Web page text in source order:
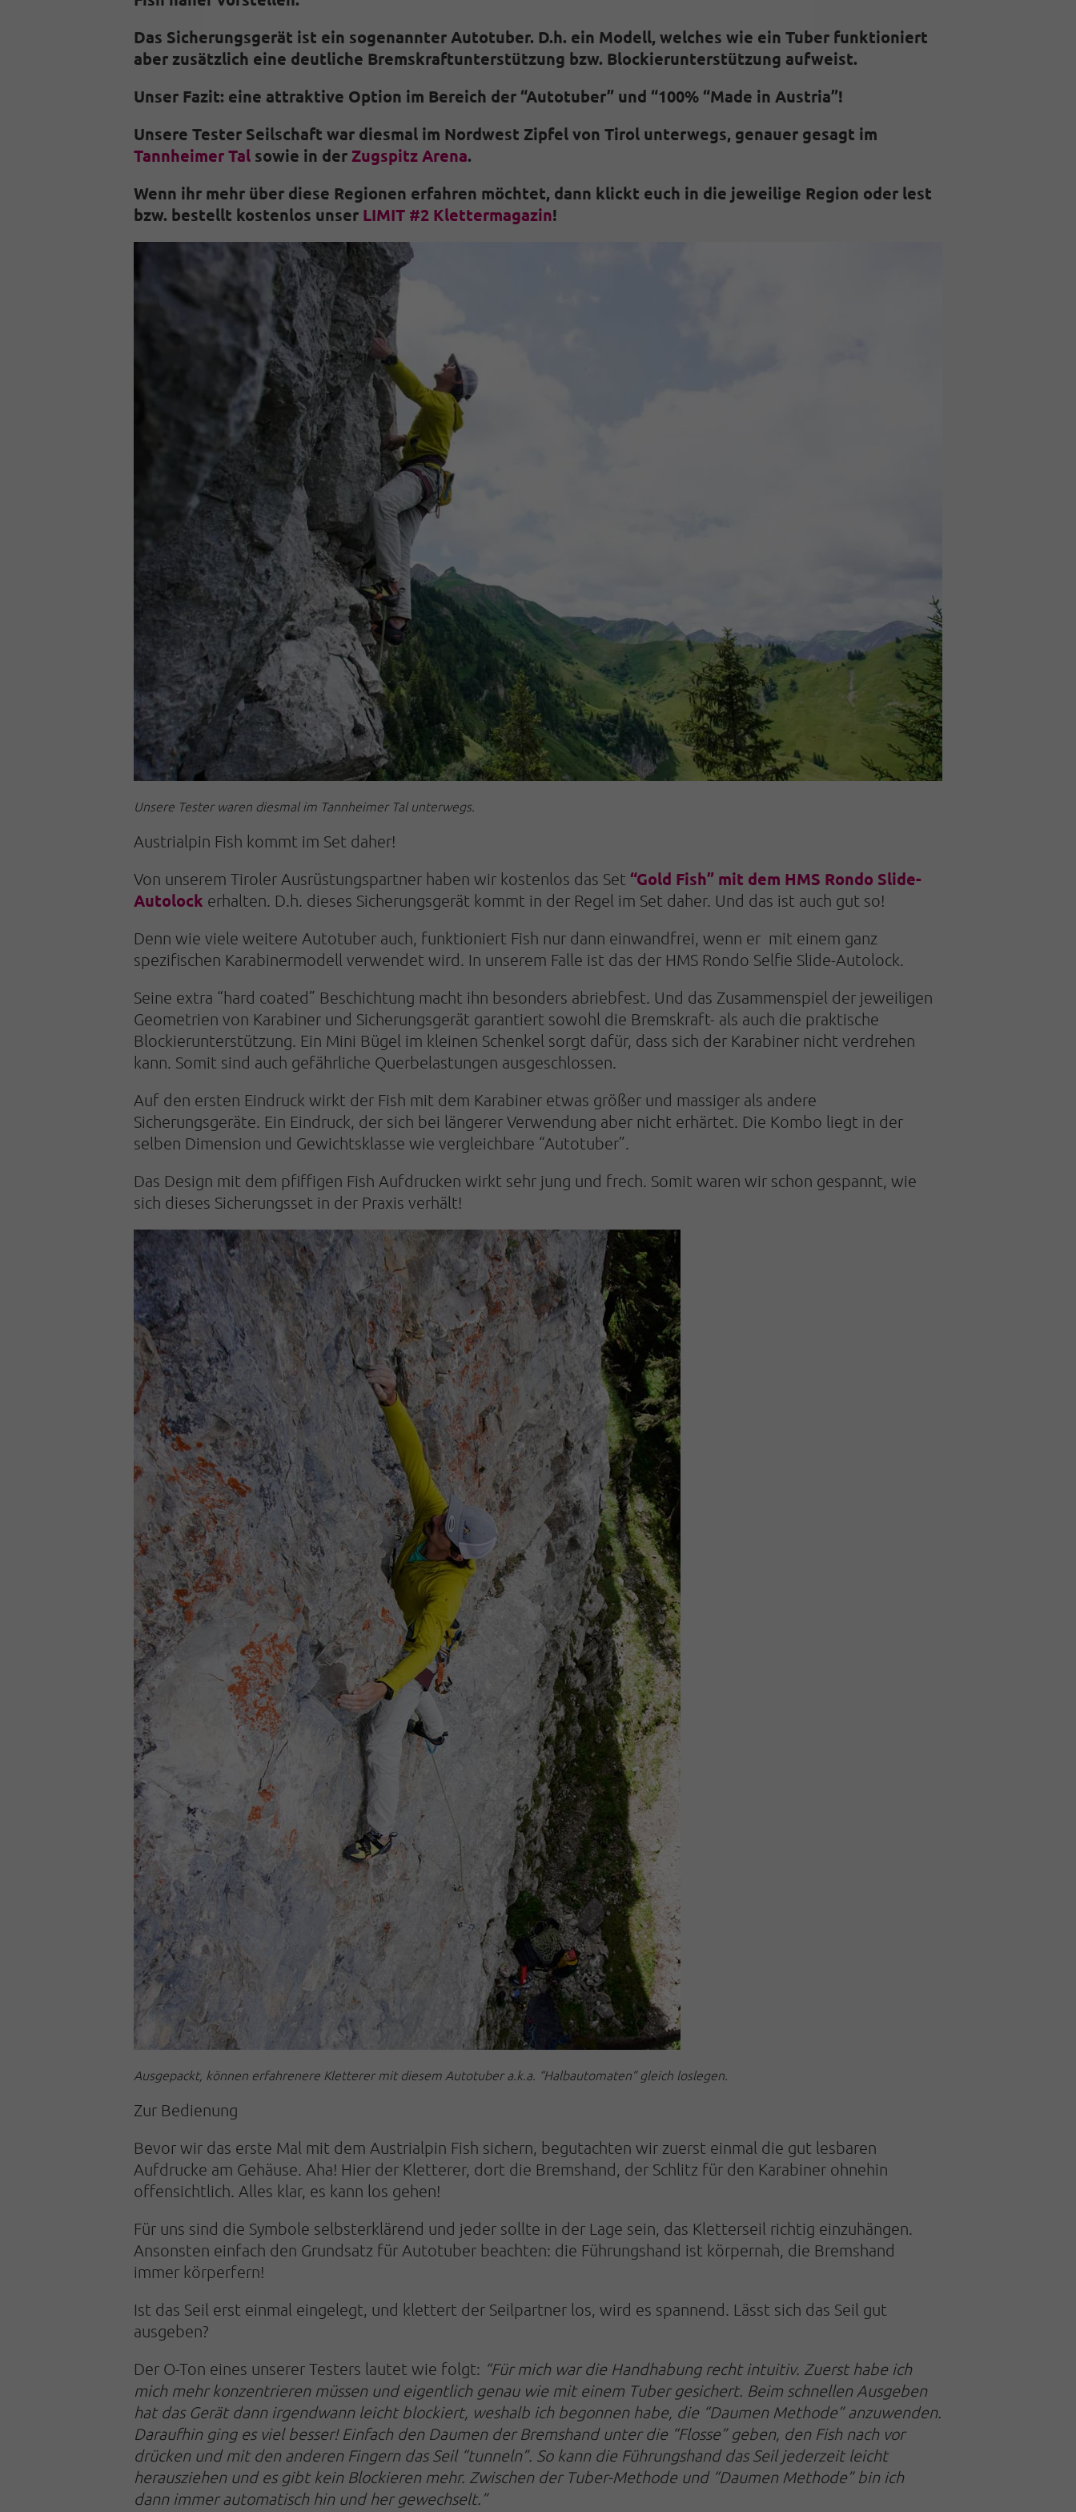
Das Sicherungsgerät ist ein sogenannter Autotuber. D.h. ein Modell, welches wie ein Tuber funktioniert
aber zusätzlich eine deutliche Bremskraftunterstützung bzw. Blockierunterstützung aufweist.
Unser Fazit: eine attraktive Option im Bereich der “Autotuber” und “100% “Made in Austria”!
Unsere Tester Seilschaft war diesmal im Nordwest Zipfel von Tirol unterwegs, genauer gesagt im
Tannheimer Tal sowie in derZugspitz Arena.
Wenn ihr mehr über diese Regionen erfahren möchtet, dann klickt euch in die jeweilige Region oder lest
bzw. bestellt kostenlos unser LIMIT #2 Klettermagazin!
Unsere Tester waren diesmal im Tannheimer Tal unterwegs.
Austrialpin Fish kommt im Set daher!
Von unserem Tiroler Ausrüstungspartner haben wir kostenlos das Set “Gold Fish” mit dem HMS Rondo Slide-
Autolock erhalten. D.h. dieses Sicherungsgerät kommt in der Regel im Set daher. Und das ist auch gut so!
Denn wie viele weitere Autotuber auch, funktioniert Fish nur dann einwandfrei, wenn er mit einem ganz
spezifischen Karabinermodell verwendet wird. In unserem Falle ist das der HMS Rondo Selfie Slide-Autolock.
Seine extra “hard coated” Beschichtung macht ihn besonders abriebfest. Und das Zusammenspiel der jeweiligen
Geometrien von Karabiner und Sicherungsgerät garantiert sowohl die Bremskraft- als auch die praktische
Blockierunterstützung. Ein Mini Bügel im kleinen Schenkel sorgt dafür, dass sich der Karabiner nicht verdrehen
kann. Somit sind auch gefährliche Querbelastungen ausgeschlossen.
Auf den ersten Eindruck wirkt der Fish mit dem Karabiner etwas größer und massiger als andere
Sicherungsgeräte. Ein Eindruck, der sich bei längerer Verwendung aber nicht erhärtet. Die Kombo liegt in der
selben Dimension und Gewichtsklasse wie vergleichbare “Autotuber”.
Das Design mit dem pfiffigen Fish Aufdrucken wirkt sehr jung und frech. Somit waren wir schon gespannt, wie
sich dieses Sicherungsset in der Praxis verhält!
Ausgepackt, können erfahrenere Kletterer mit diesem Autotuber a.k.a. “Halbautomaten” gleich loslegen.
Zur Bedienung
Bevor wir das erste Mal mit dem Austrialpin Fish sichern, begutachten wir zuerst einmal die gut lesbaren
Aufdrucke am Gehäuse. Aha! Hier der Kletterer, dort die Bremshand, der Schlitz für den Karabiner ohnehin
offensichtlich. Alles klar, es kann los gehen!
Für uns sind die Symbole selbsterklärend und jeder sollte in der Lage sein, das Kletterseil richtig einzuhängen.
Ansonsten einfach den Grundsatz für Autotuber beachten: die Führungshand ist körpernah, die Bremshand
immer körperfern!
Ist das Seil erst einmal eingelegt, und klettert der Seilpartner los, wird es spannend. Lässt sich das Seil gut
ausgeben?
Der O-Ton eines unserer Testers lautet wie folgt: “Für mich war die Handhabung recht intuitiv. Zuerst habe ich
mich mehr konzentrieren müssen und eigentlich genau wie mit einem Tuber gesichert. Beim schnellen Ausgeben
hat das Gerät dann irgendwann leicht blockiert, weshalb ich begonnen habe, die “Daumen Methode” anzuwenden.
Daraufhin ging es viel besser! Einfach den Daumen der Bremshand unter die “Flosse” geben, den Fish nach vor
drücken und mit den anderen Fingern das Seil “tunneln”. So kann die Führungshand das Seil jederzeit leicht
herausziehen und es gibt kein Blockieren mehr. Zwischen der Tuber-Methode und “Daumen Methode” bin ich
dann immer automatisch hin und her gewechselt.”